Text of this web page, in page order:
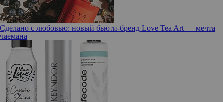
Сделано с любовью: новый бьюти-бренд Love Tea Art — мечта
чаемана